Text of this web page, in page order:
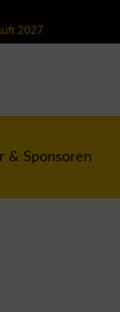
2027
& Sponsoren